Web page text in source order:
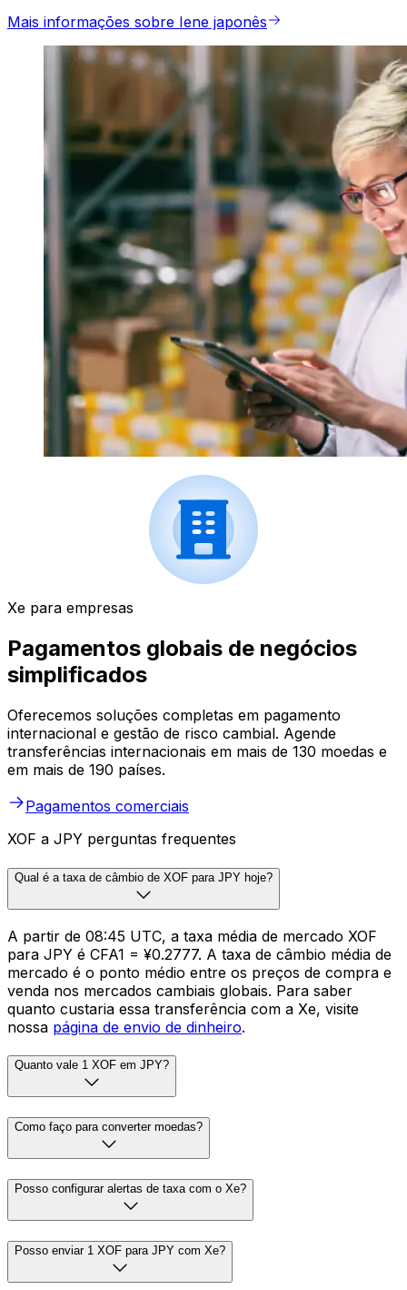
Mais informações sobre Iene japonês
Xe para empresas
Pagamentos globais de negócios
simplificados
Oferecemos soluções completas em pagamento
internacional e gestão de risco cambial. Agende
transferências internacionais em mais de 130 moedas e
em mais de 190 países.
Pagamentos comerciais
XOF a JPY perguntas frequentes
Qual é a taxa de câmbio de XOF para JPY hoje?
A partir de 08:45 UTC, a taxa média de mercado XOF
para JPY é CFA1 = ¥0.2777. A taxa de câmbio média de
mercado é o ponto médio entre os preços de compra e
venda nos mercados cambiais globais. Para saber
quanto custaria essa transferência com a Xe, visite
nossa página de envio de dinheiro.
Quanto vale 1 XOF em JPY?
Como faço para converter moedas?
Posso configurar alertas de taxa com o Xe?
Posso enviar 1 XOF para JPY com Xe?